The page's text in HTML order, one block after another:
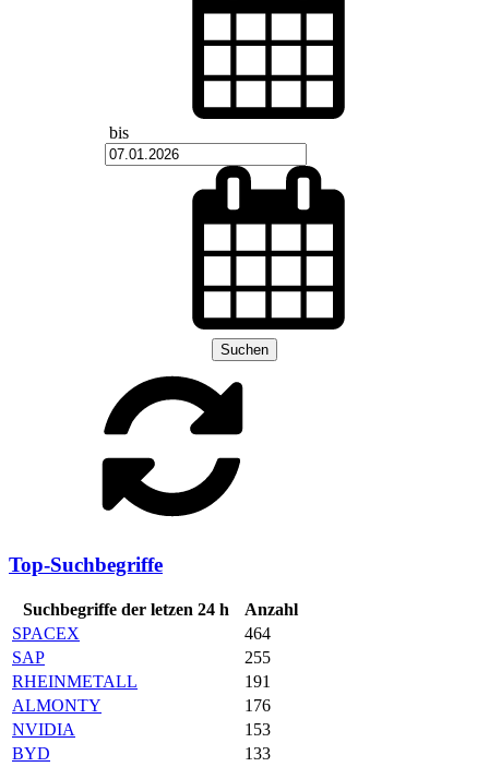
bis
Suchen
Top-Suchbegriffe
Suchbegriffe der letzen 24 h
Anzahl
SPACEX
464
SAP
255
RHEINMETALL
191
ALMONTY
176
NVIDIA
153
BYD
133